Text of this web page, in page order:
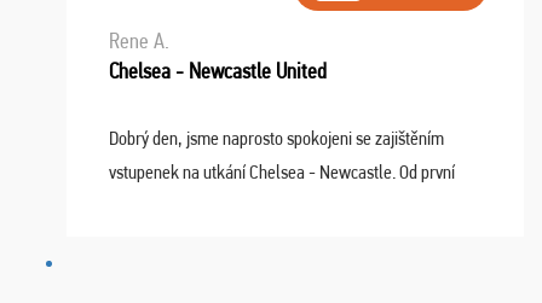
Rene A.
Chelsea - Newcastle United
Dobrý den, jsme naprosto spokojeni se zajištěním
vstupenek na utkání Chelsea - Newcastle. Od první